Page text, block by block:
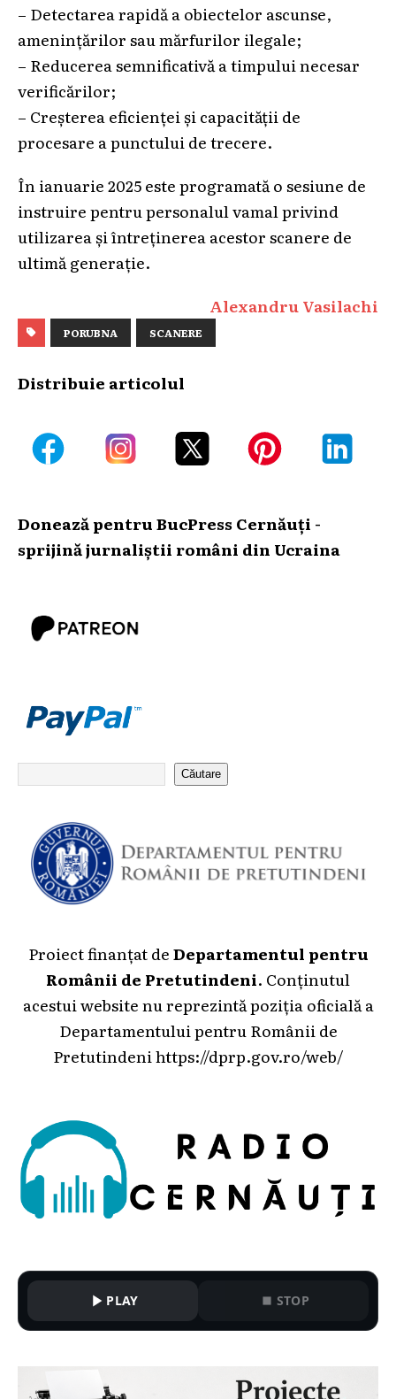
– Detectarea rapidă a obiectelor ascunse,
amenințărilor sau mărfurilor ilegale;
– Reducerea semnificativă a timpului necesar
verificărilor;
– Creșterea eficienței și capacității de
procesare a punctului de trecere.
În ianuarie 2025 este programată o sesiune de
instruire pentru personalul vamal privind
utilizarea și întreținerea acestor scanere de
ultimă generație.
Alexandru Vasilachi
PORUBNA SCANERE
Distribuie articolul
Donează pentru BucPress Cernăuți -
sprijină jurnaliștii români din Ucraina
Căutare
Proiect finanțat deDepartamentul pentru
Românii de Pretutindeni. Conținutul
acestui website nu reprezintă poziția oficială a
Departamentului pentru Românii de
Pretutindeni https://dprp.gov.ro/web/
PLAY STOP